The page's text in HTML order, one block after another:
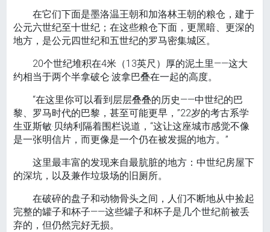
在它们下面是墨洛温王朝和加洛林王朝的粮仓，建于
公元六世纪至十世纪；在这些粮仓下面，更黑暗、更深的
地方，是公元四世纪和五世纪的罗马密集城区。
20个世纪堆积在4米（13英尺）厚的泥土里——这大
约相当于两个半拿破仑·波拿巴叠在一起的高度。
“在这里你可以看到层层叠叠的历史——中世纪的巴
黎、罗马时代的巴黎，甚至可能更早，”22岁的考古系学
生亚斯敏·贝纳利隔着围栏说道，“这让这座城市感觉不像
是一张明信片，而更像是一个仍在被发掘的地方。”
这里最丰富的发现来自最肮脏的地方：中世纪房屋下
的深坑，以及兼作垃圾场的旧厕所。
在破碎的盘子和动物骨头之间，人们不断地从中捡起
完整的罐子和杯子——这些罐子和杯子是几个世纪前被丢
弃的，但仍然完好无损。